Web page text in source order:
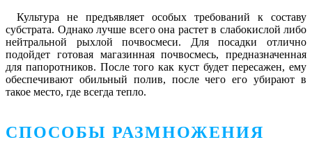
Культура не предъявляет особых требований к составу
субстрата. Однако лучше всего она растет в слабокислой либо
нейтральной рыхлой почвосмеси. Для посадки отлично
подойдет готовая магазинная почвосмесь, предназначенная
для папоротников. После того как куст будет пересажен, ему
обеспечивают обильный полив, после чего его убирают в
такое место, где всегда тепло.
СПОСОБЫ РАЗМНОЖЕНИЯ